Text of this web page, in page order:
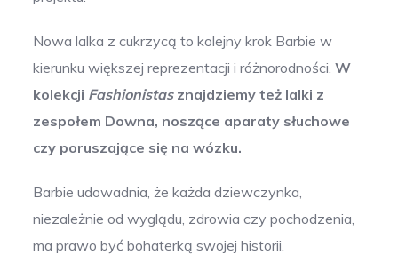
Nowa lalka z cukrzycą to kolejny krok Barbie w
kierunku większej reprezentacji i różnorodności.W
kolekcji Fashionistasznajdziemy też lalki z
zespołem Downa, noszące aparaty słuchowe
czy poruszające się na wózku.
Barbie udowadnia, że każda dziewczynka,
niezależnie od wyglądu, zdrowia czy pochodzenia,
ma prawo być bohaterką swojej historii.